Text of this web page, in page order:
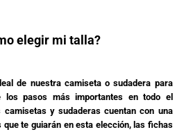
elegir mi talla?
nuestra camiseta o sudadera para
los pasos más importantes en todo el
camisetas y sudaderas cuentan con una
te guiarán en esta elección, las fichas